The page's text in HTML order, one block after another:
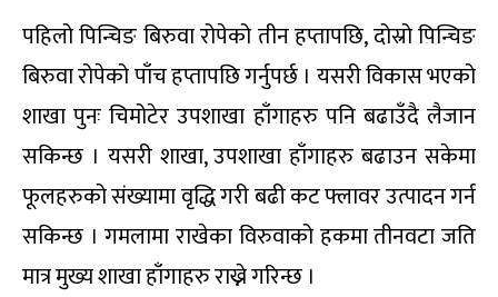
पहिलो पिन्चिङ बिरुवा रोपेको तीन हप्तापछि, दोस्रो पिन्चिङ
बिरुवा रोपेको पाँच हप्तापछि गर्नुपर्छ । यसरी विकास भएको
शाखा पुनः चिमोटेर उपशाखा हाँगाहरु पनि बढाउँदै लैजान
सकिन्छ । यसरी शाखा, उपशाखा हाँगाहरु बढाउन सकेमा
फूलहरुको संख्यामा वृद्धि गरी बढी कट फ्लावर उत्पादन गर्न
सकिन्छ । गमलामा राखेका विरुवाको हकमा तीनवटा जति
मात्र मुख्य शाखा हाँगाहरु राख्ने गरिन्छ ।